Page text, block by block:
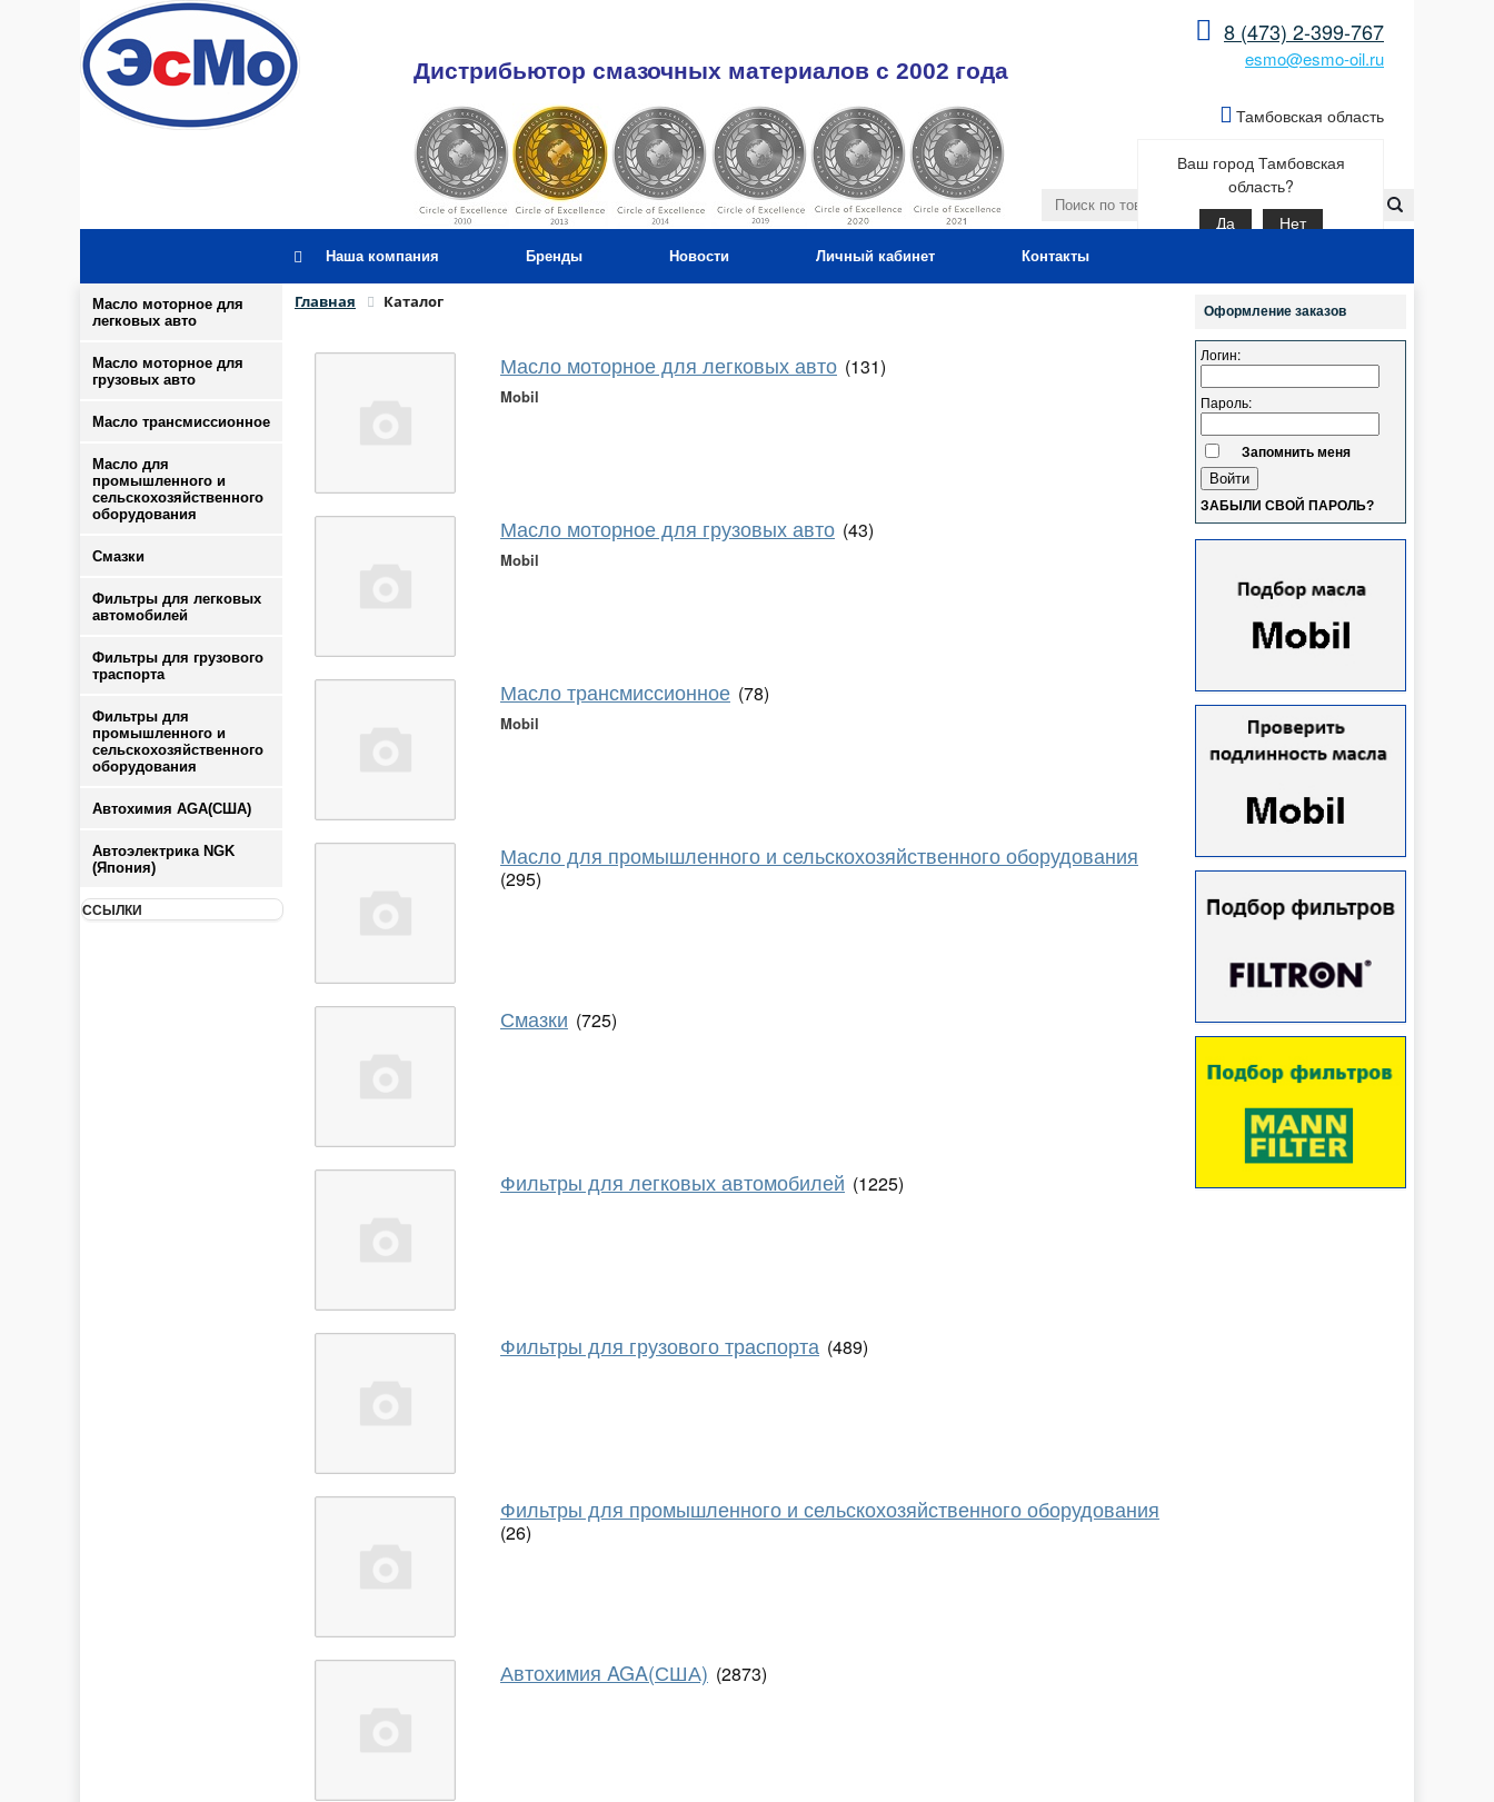
8 (473) 2-399-767
esmo@esmo-oil.ru
Дистрибьютор смазочных материалов c 2002 года
Тамбовская область
Ваш город Тамбовская
область?
Да Нет
Наша компания Бренды Новости Личный кабинет Контакты
Масло моторное для
легковых авто
Масло моторное для
грузовых авто
Масло трансмиссионное
Масло для
промышленного и
сельскохозяйственного
оборудования
Смазки
Фильтры для легковых
автомобилей
Фильтры для грузового
траспорта
Фильтры для
промышленного и
сельскохозяйственного
оборудования
Автохимия AGA(США)
Автоэлектрика NGK
(Япония)
ССЫЛКИ
Главная Каталог
Масло моторное для легковых авто (131)
Mobil
Масло моторное для грузовых авто (43)
Mobil
Масло трансмиссионное (78)
Mobil
Масло для промышленного и сельскохозяйственного оборудования
(295)
Смазки (725)
Фильтры для легковых автомобилей (1225)
Фильтры для грузового траспорта (489)
Фильтры для промышленного и сельскохозяйственного оборудования
(26)
Автохимия AGA(США) (2873)
Оформление заказов
Логин:
Пароль:
Запомнить меня
ЗАБЫЛИ СВОЙ ПАРОЛЬ?